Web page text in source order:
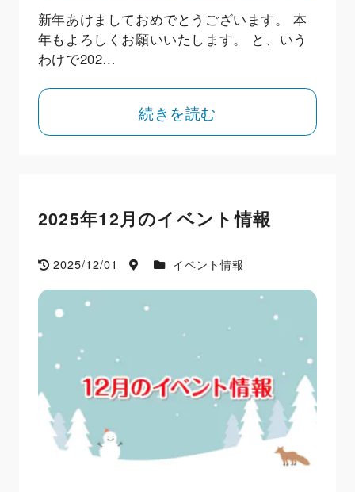
新年あけましておめでとうございます。 本
年もよろしくお願いいたします。 と、いう
わけで202…
続きを読む
2025年12月のイベント情報
2025/12/01 イベント情報